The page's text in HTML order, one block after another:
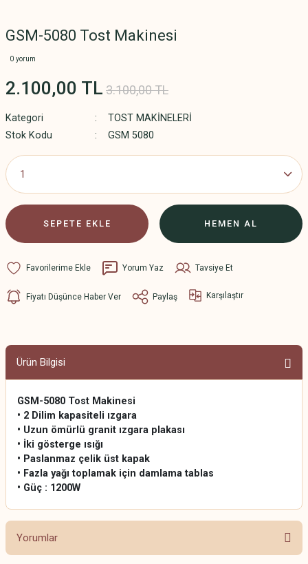
GSM-5080 Tost Makinesi
0 yorum
2.100,00 TL 3.100,00 TL
Kategori
TOST MAKİNELERİ
Stok Kodu
GSM 5080
SEPETE EKLE HEMEN AL
Yorum Yaz Tavsiye Et
Fiyatı Düşünce Haber Ver Paylaş Karşılaştır
Ürün Bilgisi
GSM-5080 Tost Makinesi
• 2 Dilim kapasiteli ızgara
• Uzun ömürlü granit ızgara plakası
• İki gösterge ısığı
• Paslanmaz çelik üst kapak
• Fazla yağı toplamak için damlama tablas
• Güç : 1200W
Yorumlar